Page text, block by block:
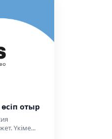
өсіп отыр
Үкіме...